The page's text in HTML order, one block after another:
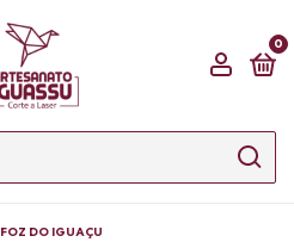
0
FOZ DO IGUAÇU